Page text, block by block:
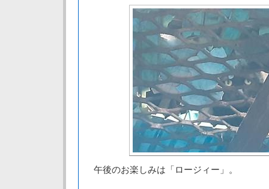
午後のお楽しみは「ロージィー」。